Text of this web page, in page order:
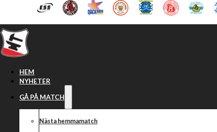
Hoppa till huvudinnehåll Hoppa till sidfot
HEM
NYHETER
GÅ PÅ MATCH
Nästa hemmamatch